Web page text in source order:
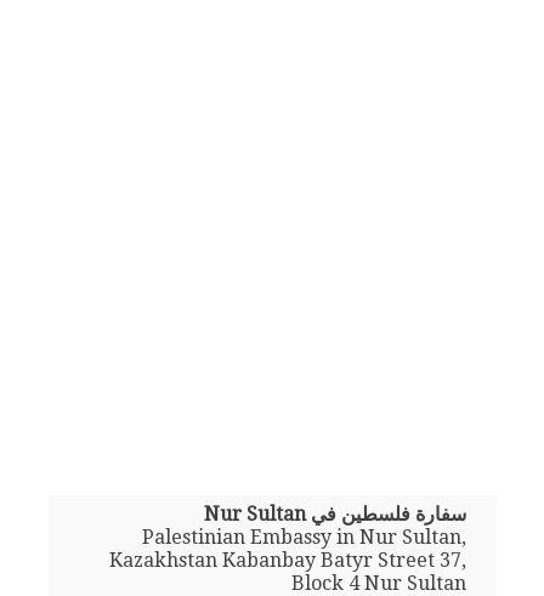
سفارة فلسطين في Nur Sultan
Palestinian Embassy in Nur Sultan,
Kazakhstan Kabanbay Batyr Street 37,
Block 4 Nur Sultan